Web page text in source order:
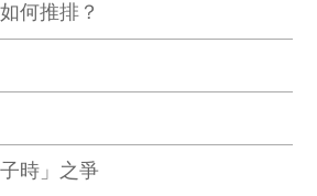
何推排？
時」之爭